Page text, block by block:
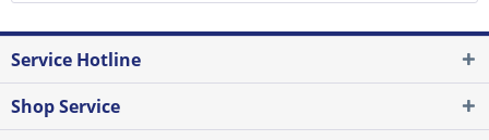
Service Hotline
Shop Service